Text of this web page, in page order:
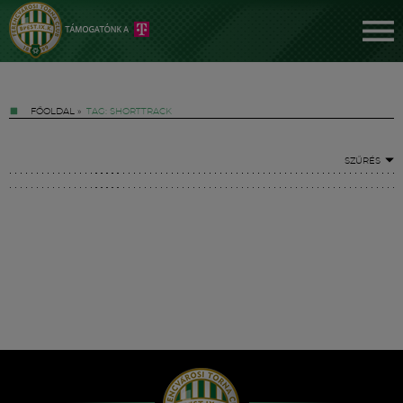
FŐOLDAL » TAG: SHORTTRACK
SZŰRÉS
Hírek